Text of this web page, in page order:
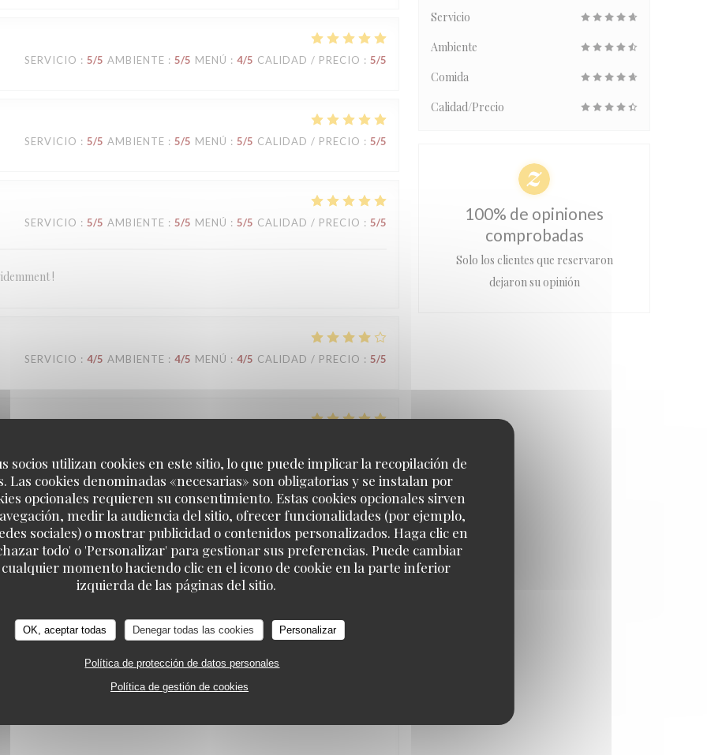
socios utilizan cookies en este sitio, lo que puede implicar la recopilación de
Las cookies denominadas «necesarias» son obligatorias y se instalan por
opcionales requieren su consentimiento. Estas cookies opcionales sirven
medir la audiencia del sitio, ofrecer funcionalidades (por ejemplo,
sociales) o mostrar publicidad o contenidos personalizados. Haga clic en
todo' o 'Personalizar' para gestionar sus preferencias. Puede cambiar
cualquier momento haciendo clic en el icono de cookie en la parte inferior
izquierda de las páginas del sitio.
OK, aceptar todas Denegar todas las cookies Personalizar
Política de protección de datos personales
Política de gestión de cookies
SERVICIO : 5/5 AMBIENTE : 5/5 MENÚ : 4/5 CALIDAD / PRECIO : 5/5
SERVICIO : 5/5 AMBIENTE : 5/5 MENÚ : 5/5 CALIDAD / PRECIO : 5/5
SERVICIO : 5/5 AMBIENTE : 5/5 MENÚ : 5/5 CALIDAD / PRECIO : 5/5
!
SERVICIO : 4/5 AMBIENTE : 4/5 MENÚ : 4/5 CALIDAD / PRECIO : 5/5
SERVICIO: 4/5 AMBIENTE: 3 /5 MENÚ: 3/5 CALIDAD / PRECIO: 4/5
AMBIENTE: 4/5 MENÚ: 4/5
Servicio
Ambiente
Comida
Calidad/Precio
100% de opiniones
comprobadas
Solo los clientes que reservaron
dejaron su opinión